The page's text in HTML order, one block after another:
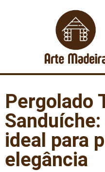
Pergolado
ideal para
elegância